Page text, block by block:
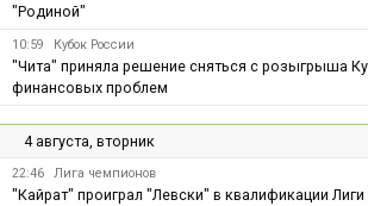
"Родиной"
10:59 Кубок России
"Чита" приняла решение сняться с розыгрыша
финансовых проблем
4 августа, вторник
22:46 Лига чемпионов
"Кайрат" проиграл "Левски" в квалификации